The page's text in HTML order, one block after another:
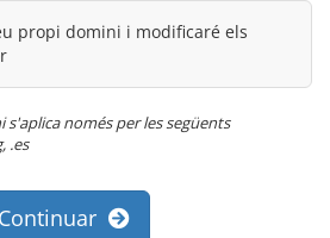
propi domini i modificaré els
s'aplica només per les següents
.es
Continuar